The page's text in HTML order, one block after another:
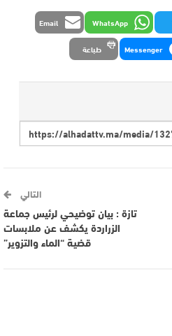
WhatsApp
Email
Messenger طباعة
التالي
تازة : بيان توضيحي لرئيس جماعة
الزراردة يكشف عن ملابسات
قضية “الماء والتزوير”